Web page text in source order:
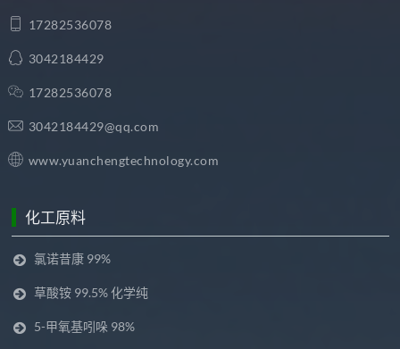
17282536078
3042184429
17282536078
3042184429@qq.com
www.yuanchengtechnology.com
化工原料
氯诺昔康 99%
草酸铵 99.5% 化学纯
5-甲氧基吲哚 98%